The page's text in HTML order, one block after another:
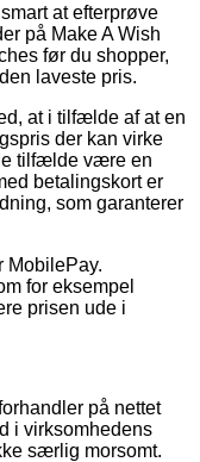
at efterprøve
på Make A Wish
før du shopper,
laveste pris.
at i tilfælde af at en
der kan virke
tilfælde være en
betalingskort er
som garanterer
MobilePay.
for eksempel
prisen ude i
på nettet
i virksomhedens
særlig morsomt.